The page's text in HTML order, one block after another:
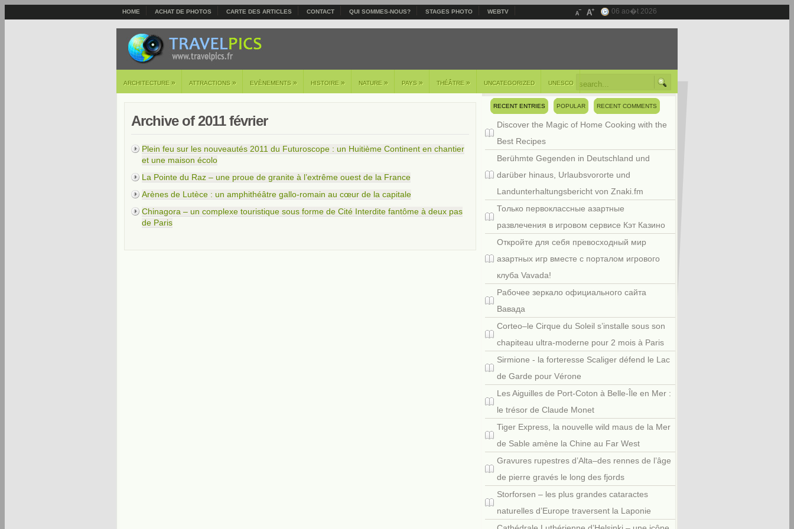
HOME ACHAT DE PHOTOS CARTE DES ARTICLES CONTACT QUI SOMMES-NOUS? STAGES PHOTO WEBTV 06 ao�t 2026
ARCHITECTURE » ATTRACTIONS » EVÈNEMENTS » HISTOIRE » NATURE » PAYS » THÉÂTRE » UNCATEGORIZED UNESCO
Archive of 2011 février
Plein feu sur les nouveautés 2011 du Futuroscope : un Huitième Continent en chantier
et une maison écolo
La Pointe du Raz – une proue de granite à l’extrême ouest de la France
Arènes de Lutèce : un amphithéâtre gallo-romain au cœur de la capitale
Chinagora – un complexe touristique sous forme de Cité Interdite fantôme à deux pas
de Paris
RECENT ENTRIES POPULAR RECENT COMMENTS
Discover the Magic of Home Cooking with the
Best Recipes
Berühmte Gegenden in Deutschland und
darüber hinaus, Urlaubsvororte und
Landunterhaltungsbericht von Znaki.fm
Только первоклассные азартные
развлечения в игровом сервисе Кэт Казино
Откройте для себя превосходный мир
азартных игр вместе с порталом игрового
клуба Vavada!
Рабочее зеркало официального сайта
Вавада
Corteo–le Cirque du Soleil s’installe sous son
chapiteau ultra-moderne pour 2 mois à Paris
Sirmione - la forteresse Scaliger défend le Lac
de Garde pour Vérone
Les Aiguilles de Port-Coton à Belle-Île en Mer :
le trésor de Claude Monet
Tiger Express, la nouvelle wild maus de la Mer
de Sable amène la Chine au Far West
Gravures rupestres d’Alta–des rennes de l’âge
de pierre gravés le long des fjords
Storforsen – les plus grandes cataractes
naturelles d’Europe traversent la Laponie